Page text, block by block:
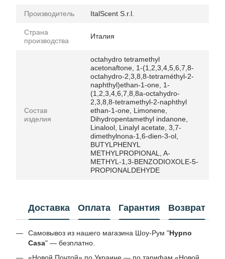
Производитель ItalScent S.r.l.
Страна
производства
Италия
Состав
изделия
octahydro tetramethyl
acetonaftone, 1-(1,2,3,4,5,6,7,8-
octahydro-2,3,8,8-tetraméthyl-2-
naphthyl)ethan-1-one, 1-
(1,2,3,4,6,7,8,8a-octahydro-
2,3,8,8-tetramethyl-2-naphthyl
ethan-1-one, Limonene,
Dihydropentamethyl indanone,
Linalool, Linalyl acetate, 3,7-
dimethylnona-1,6-dien-3-ol,
BUTYLPHENYL
METHYLPROPIONAL, A-
METHYL-1,3-BENZODIOXOLE-5-
PROPIONALDEHYDE
Доставка Оплата Гарантия Возврат
Самовывоз из нашего магазина Шоу-Рум "Hypno
Casa" — безплатно.